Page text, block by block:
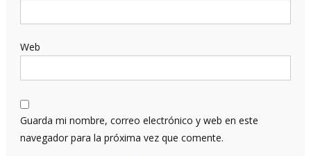
Web
Guarda mi nombre, correo electrónico y web en este
navegador para la próxima vez que comente.